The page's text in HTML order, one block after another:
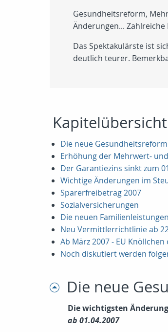
Gesundheitsreform,
Änderungen...
Das Spektakulärste ist
deutlich teurer.
Kapitelübersicht
Die neue
Erhöhung der Mehrwert-
Der Garantiezins sinkt zum
Wichtige Änderungen im
Sparerfreibetrag 2007
Sozialversicherungen
Die neuen Familienleistungen
Neu Vermittlerrichtlinie ab
Ab März 2007 - EU
Noch diskutiert werden
Die neue
Die wichtigsten
ab 01.04.2007